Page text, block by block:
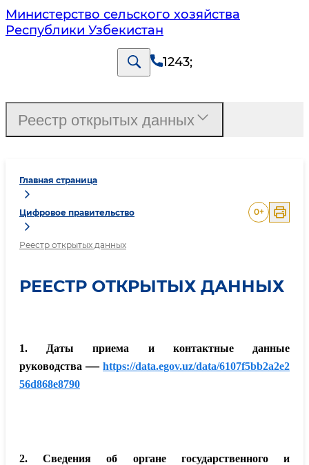
Министерство сельского хозяйства
Республики Узбекистан
1243;
Главная страница
Цифровое правительство
Реестр открытых данных
0+
РЕЕСТР ОТКРЫТЫХ ДАННЫХ
1. Даты приема и контактные данные
руководства — https://data.egov.uz/data/6107f5bb2a2e2
56d868e8790
2. Сведения об органе государственного и
Реестр открытых данных